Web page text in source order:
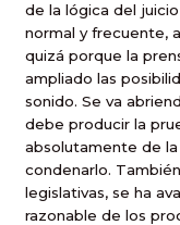
de la lógica del
normal y frecuente,
quizá porque la
ampliado las
sonido. Se va
debe producir la
absolutamente de
condenarlo.
legislativas, se ha
razonable de los